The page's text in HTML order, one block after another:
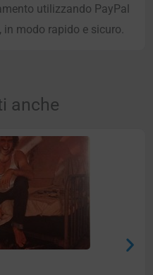
utilizzando PayPal
modo rapido e sicuro.
anche